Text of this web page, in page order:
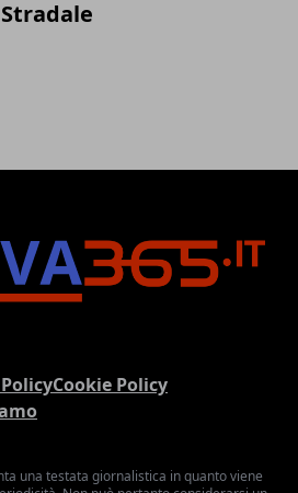
Cookie Policy
una testata giornalistica in quanto viene